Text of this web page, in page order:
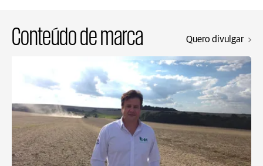
Conteúdo de marca Quero divulgar